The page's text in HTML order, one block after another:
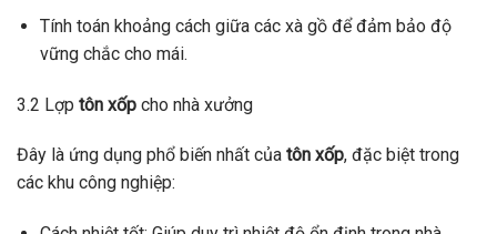
Tính toán khoảng cách giữa các xà gồ để đảm bảo độ
vững chắc cho mái.
3.2 Lợp tôn xốp cho nhà xưởng
Đây là ứng dụng phổ biến nhất của tôn xốp, đặc biệt trong
các khu công nghiệp: